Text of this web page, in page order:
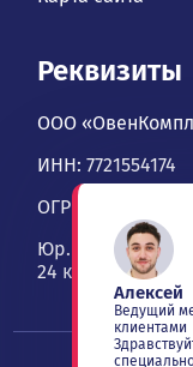
Реквизиты
ООО
ИНН: 7721554174
ОГРН:
Юр. адрес:
24 к. 2, офис 1101
Алексей
Ведущий
клиентами